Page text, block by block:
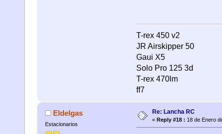
T-rex 450 v2
JR Airskipper 50
Gaui X5
Solo Pro 125 3d
T-rex 470lm
ff7
Eldelgas
Estacionarios
Re: Lancha RC
« Reply #18 : 18 de Enero